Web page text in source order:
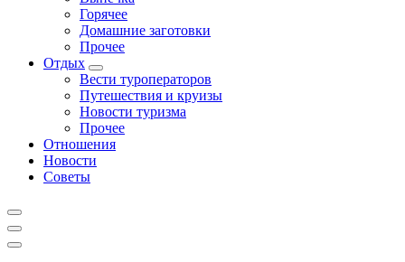
Горячее
Домашние заготовки
Прочее
Отдых
Вести туроператоров
Путешествия и круизы
Новости туризма
Прочее
Отношения
Новости
Советы